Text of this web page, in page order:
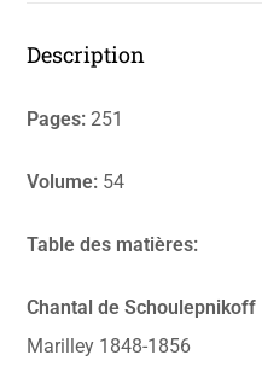
Description
Pages:251
Volume: 54
Table des matières:
Chantal de Schoulepnikoff
Marilley 1848-1856